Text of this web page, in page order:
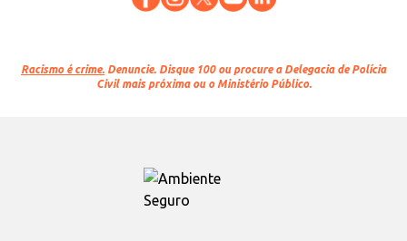
Racismo é crime. Denuncie. Disque 100 ou procure a Delegacia de Polícia
Civil mais próxima ou o Ministério Público.